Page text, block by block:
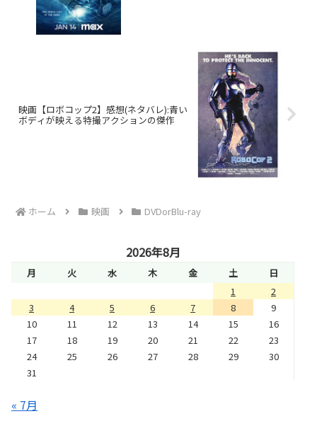
映画【ロボコップ2】感想(ネタバレ):青い
ボディが映える特撮アクションの傑作
ホーム 映画 DVDorBlu-ray
2026年8月
月 火 水 木 金 土
日
1
2
3
4 5 6 7 8
9
10
11 12 13 14 15
16
17
18 19 20 21 22
23
24
25 26 27 28 29
30
31
« 7月